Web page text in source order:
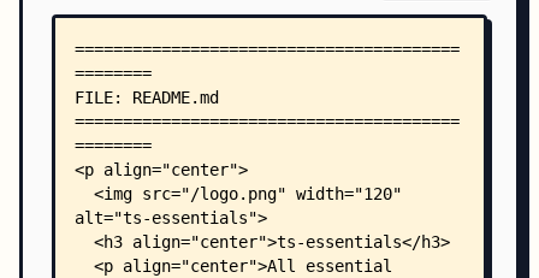
    ├── .nvmrc
    ├── .prettierignore
    ├── .prettierrc
    ├── lib/
    │   ├── any-record.ts
    │   ├── are-non-distributive-equal.ts
    │   ├── deep-modify.ts
    │   ├── has-parsable-path.ts
    │   ├── index.ts
    │   ├── is-equal-considering-writability.ts
    │   ├── is-fully-writable.ts